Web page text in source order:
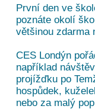
První den ve
poznáte okolí
většinou zdarma
CES Londýn
například
projížďku po
hospůdek,
nebo za malý